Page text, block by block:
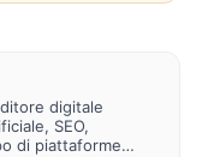
digitale
SEO,
di piattaforme